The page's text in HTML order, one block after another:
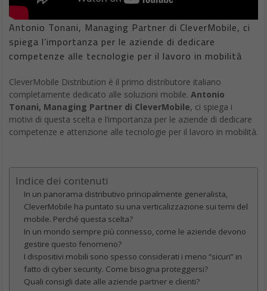
Antonio Tonani, Managing Partner di CleverMobile, ci
spiega l’importanza per le aziende di dedicare
competenze alle tecnologie per il lavoro in mobilità
CleverMobile Distribution è il primo distributore italiano
completamente dedicato alle soluzioni mobile. Antonio
Tonani, Managing Partner di CleverMobile, ci spiega i
motivi di questa scelta e l’importanza per le aziende di dedicare
competenze e attenzione alle tecnologie per il lavoro in mobilità.
Indice dei contenuti
In un panorama distributivo principalmente generalista,
CleverMobile ha puntato su una verticalizzazione sui temi del
mobile. Perché questa scelta?
In un mondo sempre più connesso, come le aziende devono
gestire questo fenomeno?
I dispositivi mobili sono spesso considerati i meno “sicuri” in
fatto di cyber security. Come bisogna proteggersi?
Quali consigli date alle aziende partner e clienti?